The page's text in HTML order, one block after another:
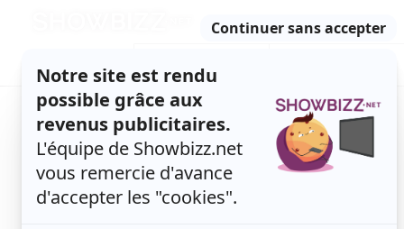
l'accueil
ACTUALITÉS
TÉLÉ, STARS, ETC. SÉRIESET TÉLÉ